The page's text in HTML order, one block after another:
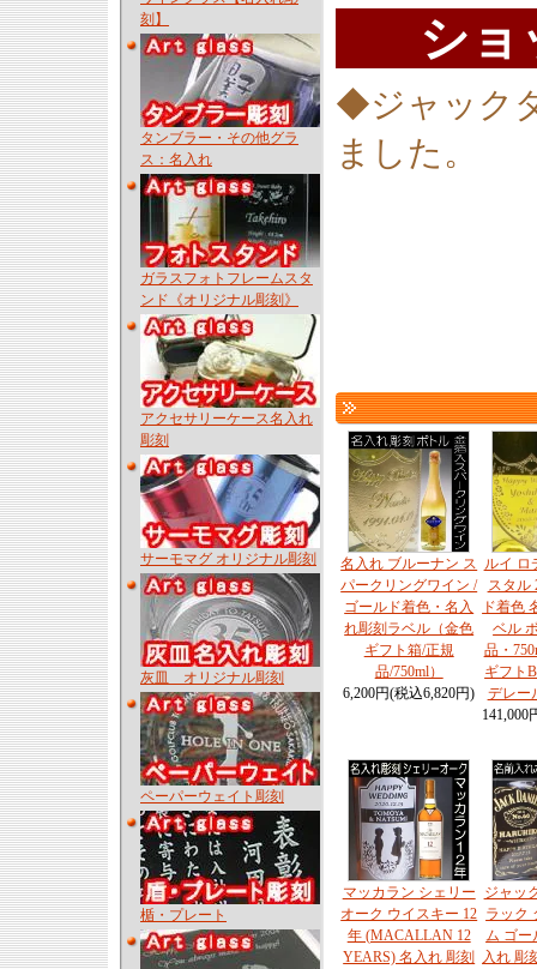
刻】
タンブラー・その他グラ
ス：名入れ
ガラスフォトフレームスタ
ンド《オリジナル彫刻》
アクセサリーケース名入れ
彫刻
サーモマグ オリジナル彫刻
灰皿 オリジナル彫刻
ペーパーウェイト彫刻
楯・プレート
ショ
◆ジャック
ました。
名入れ ブルーナン ス
パークリングワイン /
ゴールド着色・名入
れ彫刻ラベル（金色
ギフト箱/正規
品/750ml）
6,200円(税込6,820円)
ルイ ロ
スタル
ド着色
ベル
品・
ギフト
デレー
141,000
マッカラン シェリー
オーク ウイスキー 12
年 (MACALLAN 12
YEARS) 名入れ 彫刻
ジャッ
ラック
ム ゴー
入れ 彫